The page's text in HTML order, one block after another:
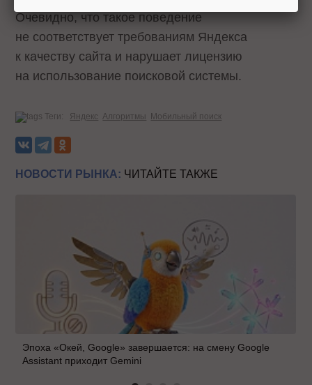
Очевидно, что такое поведение
не соответствует требованиям Яндекса
к качеству сайта и нарушает лицензию
на использование поисковой системы.
Теги: Яндекс Алгоритмы Мобильный поиск
НОВОСТИ РЫНКА: ЧИТАЙТЕ ТАКЖЕ
Эпоха «Окей, Google» завершается: на смену Google
Assistant приходит Gemini